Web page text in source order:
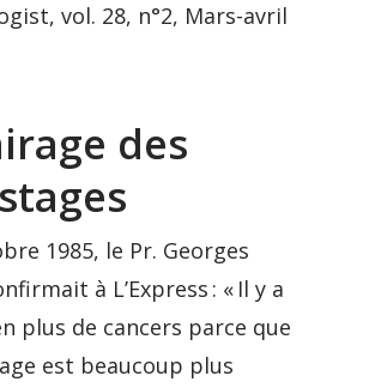
vol. 28, n°2, Mars-avril
des
1985, le Pr. Georges
à L’Express : « Il y a
plus de cancers parce que
est beaucoup plus